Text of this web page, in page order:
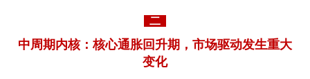
二
中周期内核：核心通胀回升期，市场驱动发生重大
变化